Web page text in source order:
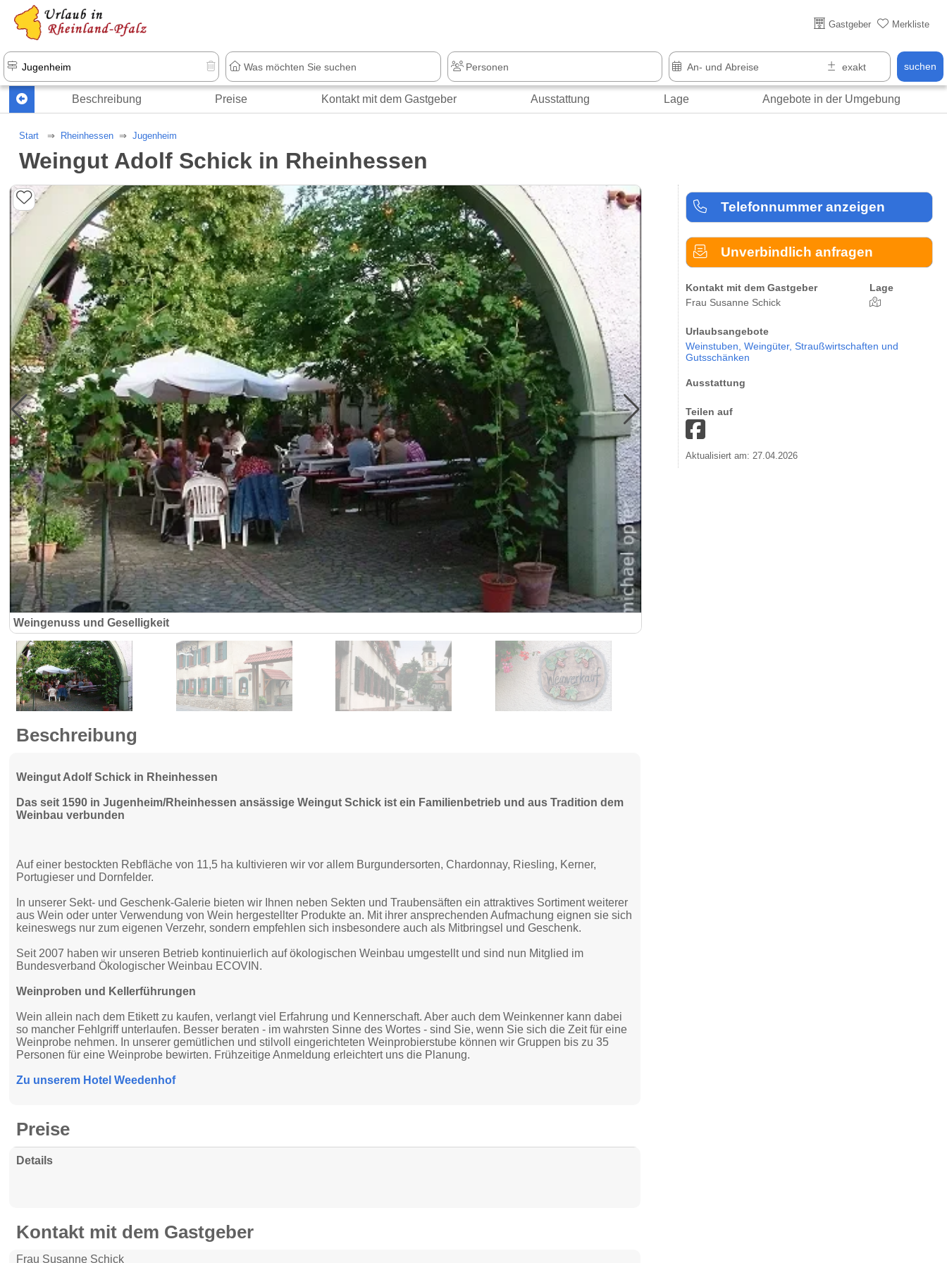
Gastgeber Merkliste
suchen
Über 25 Jahre online
Beschreibung Preise Kontakt mit dem Gastgeber Ausstattung Lage Angebote in der Umgebung
Start Rheinhessen Jugenheim
Weingut Adolf Schick in Rheinhessen
Weingenuss und Geselligkeit
Telefonnummer anzeigen
Unverbindlich anfragen
Kontakt mit dem Gastgeber
Frau Susanne Schick
Lage
Urlaubsangebote
Weinstuben, Weingüter, Straußwirtschaften und
Gutsschänken
Ausstattung
Teilen auf
Aktualisiert am: 27.04.2026
Beschreibung
Weingut Adolf Schick in Rheinhessen
Das seit 1590 in Jugenheim/Rheinhessen ansässige Weingut Schick ist ein Familienbetrieb und aus Tradition dem
Weinbau verbunden
Auf einer bestockten Rebfläche von 11,5 ha kultivieren wir vor allem Burgundersorten, Chardonnay, Riesling, Kerner,
Portugieser und Dornfelder.
In unserer Sekt- und Geschenk-Galerie bieten wir Ihnen neben Sekten und Traubensäften ein attraktives Sortiment weiterer
aus Wein oder unter Verwendung von Wein hergestellter Produkte an. Mit ihrer ansprechenden Aufmachung eignen sie sich
keineswegs nur zum eigenen Verzehr, sondern empfehlen sich insbesondere auch als Mitbringsel und Geschenk.
Seit 2007 haben wir unseren Betrieb kontinuierlich auf ökologischen Weinbau umgestellt und sind nun Mitglied im
Bundesverband Ökologischer Weinbau ECOVIN.
Weinproben und Kellerführungen
Wein allein nach dem Etikett zu kaufen, verlangt viel Erfahrung und Kennerschaft. Aber auch dem Weinkenner kann dabei
so mancher Fehlgriff unterlaufen. Besser beraten - im wahrsten Sinne des Wortes - sind Sie, wenn Sie sich die Zeit für eine
Weinprobe nehmen. In unserer gemütlichen und stilvoll eingerichteten Weinprobierstube können wir Gruppen bis zu 35
Personen für eine Weinprobe bewirten. Frühzeitige Anmeldung erleichtert uns die Planung.
Zu unserem Hotel Weedenhof
Preise
Details
Kontakt mit dem Gastgeber
Frau Susanne Schick